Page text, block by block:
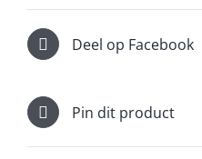
Deel op Facebook
Pin dit product